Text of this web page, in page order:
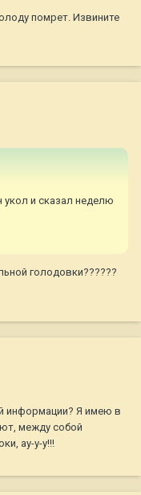
помрет. Извините
и сказал неделю
голодовки??????
информации? Я имею в
между собой
ау-у-у!!!